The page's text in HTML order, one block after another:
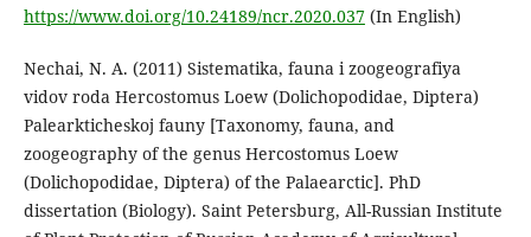
https://www.doi.org/10.24189/ncr.2020.037(In English)
Nechai, N. A. (2011) Sistematika, fauna i zoogeografiya
vidov roda Hercostomus Loew (Dolichopodidae, Diptera)
Palearkticheskoj fauny [Taxonomy, fauna, and
zoogeography of the genus Hercostomus Loew
(Dolichopodidae, Diptera) of the Palaearctic]. PhD
dissertation (Biology). Saint Petersburg, All-Russian Institute